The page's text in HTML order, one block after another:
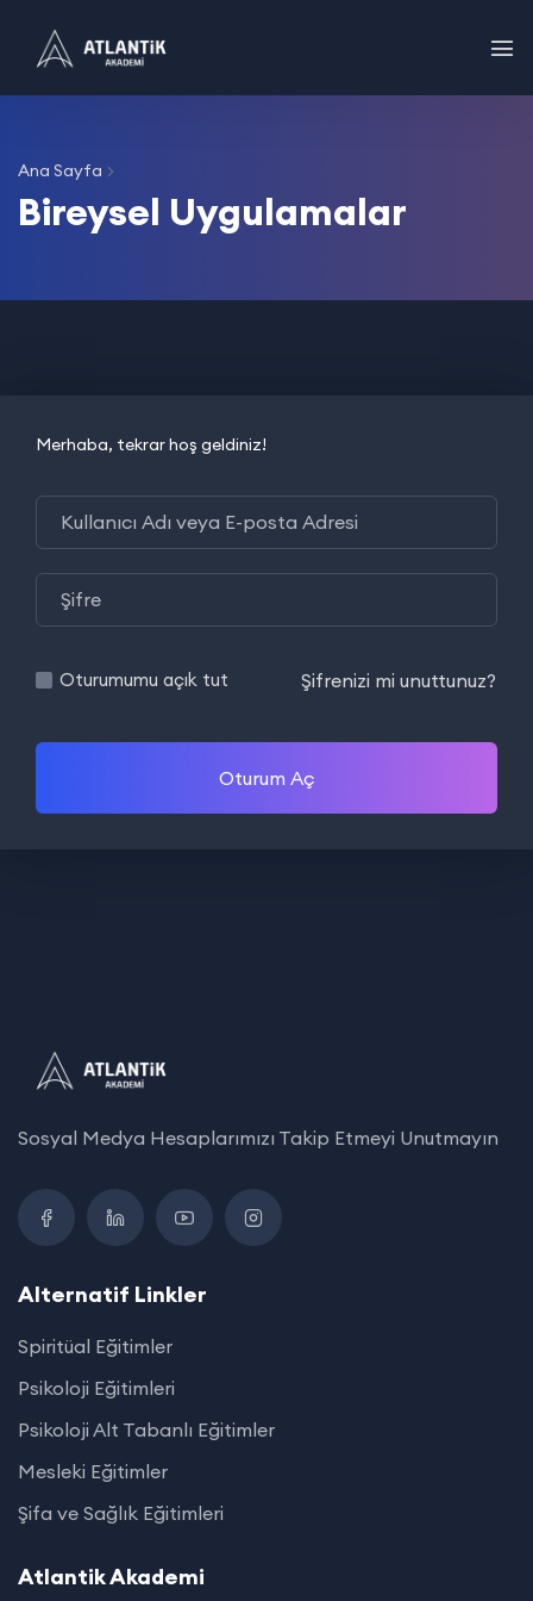
Ana Sayfa
Bireysel Uygulamalar
Merhaba, tekrar hoş geldiniz!
Oturumumu açık tut Şifrenizi mi unuttunuz?
Oturum Aç
Sosyal Medya Hesaplarımızı Takip Etmeyi Unutmayın
Alternatif Linkler
Spiritüal Eğitimler
Psikoloji Eğitimleri
Psikoloji Alt Tabanlı Eğitimler
Mesleki Eğitimler
Şifa ve Sağlık Eğitimleri
Atlantik Akademi